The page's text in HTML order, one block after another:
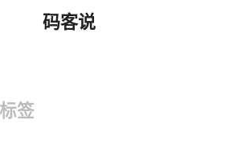
码客说
标签